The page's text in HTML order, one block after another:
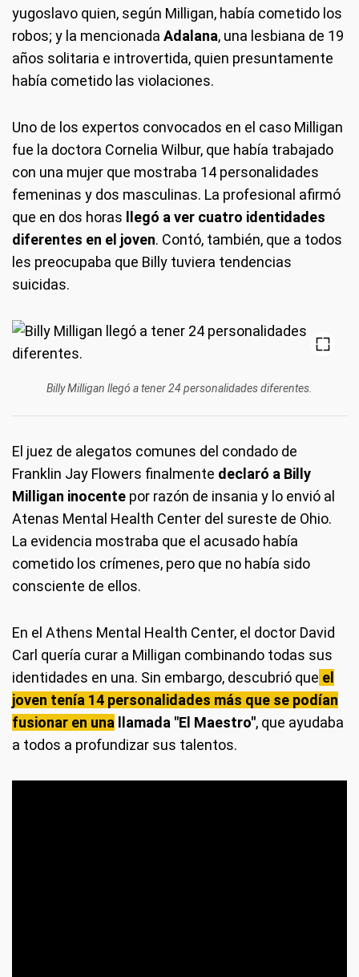
yugoslavo quien, según Milligan, había cometido los
robos; y la mencionada Adalana, una lesbiana de 19
años solitaria e introvertida, quien presuntamente
había cometido las violaciones.
Uno de los expertos convocados en el caso Milligan
fue la doctora Cornelia Wilbur, que había trabajado
con una mujer que mostraba 14 personalidades
femeninas y dos masculinas. La profesional afirmó
que en dos horas llegó a ver cuatro identidades
diferentes en el joven. Contó, también, que a todos
les preocupaba que Billy tuviera tendencias
suicidas.
Billy Milligan llegó a tener 24 personalidades diferentes.
El juez de alegatos comunes del condado de
Franklin Jay Flowers finalmente declaró a Billy
Milligan inocente por razón de insania y lo envió al
Atenas Mental Health Center del sureste de Ohio.
La evidencia mostraba que el acusado había
cometido los crímenes, pero que no había sido
consciente de ellos.
En el Athens Mental Health Center, el doctor David
Carl quería curar a Milligan combinando todas sus
identidades en una. Sin embargo, descubrió que el
joven tenía 14 personalidades más que se podían
fusionar en una llamada "El Maestro", que ayudaba
a todos a profundizar sus talentos.